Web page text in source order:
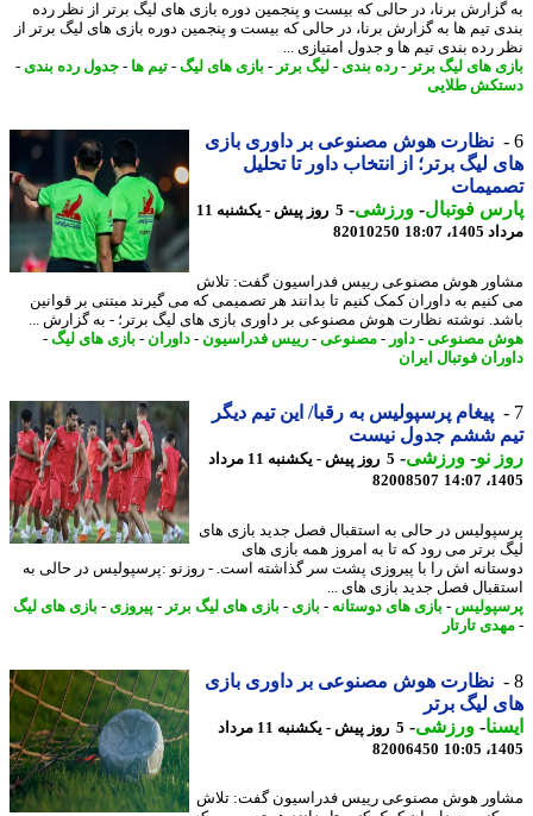
برنا، در حالی که بیست و پنجمین دوره بازی های لیگ برتر از نظر رده
تیم ها به گزارش برنا، در حالی که بیست و پنجمین دوره بازی های لیگ برتر از
رده بندی تیم ها و جدول امتیازی ...
های لیگ برتر - رده بندی -لیگ برتر - بازی های لیگ-تیم ها- جدول رده بندی -
طلایی
نظارت هوش مصنوعی بر داوری بازی
لیگ برتر؛ از انتخاب داور تا تحلیل
فوتبال-ورزشی-
5 روز پیش - یکشنبه 11
18:07
82010250
هوش مصنوعی رییس فدراسیون گفت: تلاش
به داوران کمک کنیم تا بدانند هر تصمیمی که می گیرند مبتنی بر قوانین
نوشته نظارت هوش مصنوعی بر داوری بازی های لیگ برتر؛ - به گزارش ...
مصنوعی-داور - مصنوعی-رییس فدراسیون-داوران- بازی های لیگ-
فوتبال ایران
پیغام پرسپولیس به رقبا/ این تیم دیگر
ششم جدول نیست
نو- ورزشی-
5 روز پیش - یکشنبه 11 مرداد
82008507
در حالی به استقبال فصل جدید بازی های
برتر می رود که تا به امروز همه بازی های
اش را با پیروزی پشت سر گذاشته است. - روزنو :پرسپولیس در حالی به
فصل جدید بازی های ...
-بازی های دوستانه-بازی - بازی های لیگ برتر - پیروزی - بازی های لیگ
تارتار
نظارت هوش مصنوعی بر داوری بازی
لیگ برتر
-ورزشی-
5 روز پیش - یکشنبه 11 مرداد
82006450
هوش مصنوعی رییس فدراسیون گفت: تلاش